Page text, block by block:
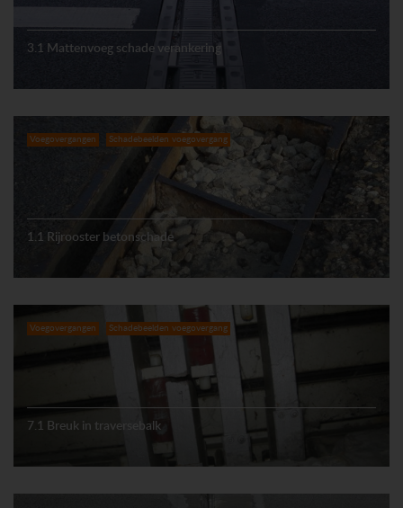
3.1 Mattenvoeg schade verankering
Voegovergangen Schadebeelden voegovergang
1.1 Rijrooster betonschade
Voegovergangen Schadebeelden voegovergang
7.1 Breuk in traversebalk